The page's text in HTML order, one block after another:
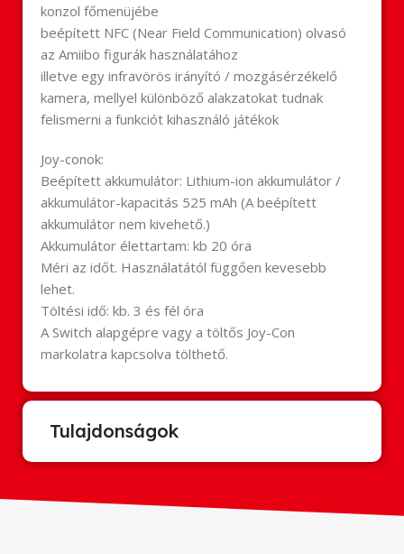
konzol főmenüjébe
beépített NFC (Near Field Communication) olvasó
az Amiibo figurák használatához
illetve egy infravörös irányító / mozgásérzékelő
kamera, mellyel különböző alakzatokat tudnak
felismerni a funkciót kihasználó játékok
Joy-conok:
Beépített akkumulátor: Lithium-ion akkumulátor /
akkumulátor-kapacitás 525 mAh (A beépített
akkumulátor nem kivehető.)
Akkumulátor élettartam: kb 20 óra
Méri az időt. Használatától függően kevesebb
lehet.
Töltési idő: kb. 3 és fél óra
A Switch alapgépre vagy a töltős Joy-Con
markolatra kapcsolva tölthető.
Tulajdonságok